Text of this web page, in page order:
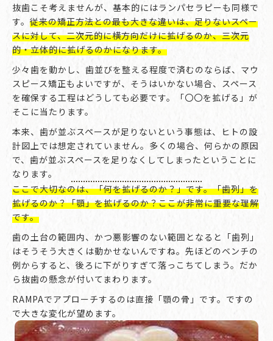
抜歯こそ考えませんが、基本的にはランパセラピーも同様で
す。 従来の矯正方法との最も大きな違いは、足りないスペー
スに対して、二次元的に横方向だけに拡げるのか、三次元
的・立体的に拡げるのかになります。
少々歯を動かし、歯並びを整える程度で済むのならば、マウ
スピース矯正もよいですが、そうはいかない場合、スペース
を確保する工程はどうしても必要です。「〇〇を拡げる」が
そこに当たります。
本来、歯が並ぶスペースが足りないという事態は、ヒトの設
計図上では想定されていません。多くの場合、何らかの原因
で、歯が並ぶスペースを足りなくしてしまったということに
なります。
ここで大切なのは、「何を拡げるのか？」です。「歯列」を
拡げるのか？「顎」を拡げるのか？ここが非常に重要な理解
です。
歯の土台の範囲内、かつ悪影響のない範囲となると「歯列」
はそうそう大きくは動かせないんですね。先ほどのベンチの
例からすると、後ろに下がりすぎて落っこちてしまう。だか
ら抜歯の懸念が付いてまわります。
RAMPAでアプローチするのは直接「顎の骨」です。ですの
で大きな変化が望めます。